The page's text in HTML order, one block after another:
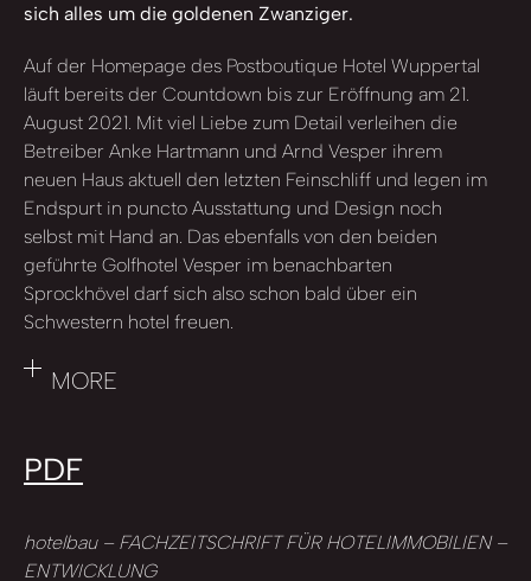
sich alles um die goldenen Zwanziger.
Auf der Homepage des Postboutique Hotel Wuppertal
läuft bereits der Countdown bis zur Eröffnung am 21.
August 2021. Mit viel Liebe zum Detail verleihen die
Betreiber Anke Hartmann und Arnd Vesper ihrem
neuen Haus aktuell den letzten Feinschliff und legen im
Endspurt in puncto Ausstattung und Design noch
selbst mit Hand an. Das ebenfalls von den beiden
geführte Golfhotel Vesper im benachbarten
Sprockhövel darf sich also schon bald über ein
Schwestern hotel freuen.
MORE
PDF
hotelbau – FACHZEITSCHRIFT FÜR HOTELIMMOBILIEN –
ENTWICKLUNG